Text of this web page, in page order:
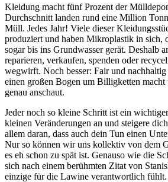
Kleidung macht fünf Prozent der
Durchschnitt landen rund eine Million
Müll. Jedes Jahr! Viele dieser
produziert und haben Mikroplastik in sich,
sogar bis ins Grundwasser gerät. Deshalb
reparieren, verkaufen, spenden oder
wegwirft. Noch besser: Fair und
einen großen Bogen um Billigketten macht
genau anschaut.
Jeder noch so kleine Schritt ist ein
kleinen Veränderungen an und steigere
allem daran, dass auch dein Tun einen
Nur so können wir uns kollektiv von dem
es eh schon zu spät ist. Genauso wie die
sich nach einem berühmten Zitat von
einzige für die Lawine verantwortlich fühlt.